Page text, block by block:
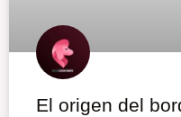
El origen del